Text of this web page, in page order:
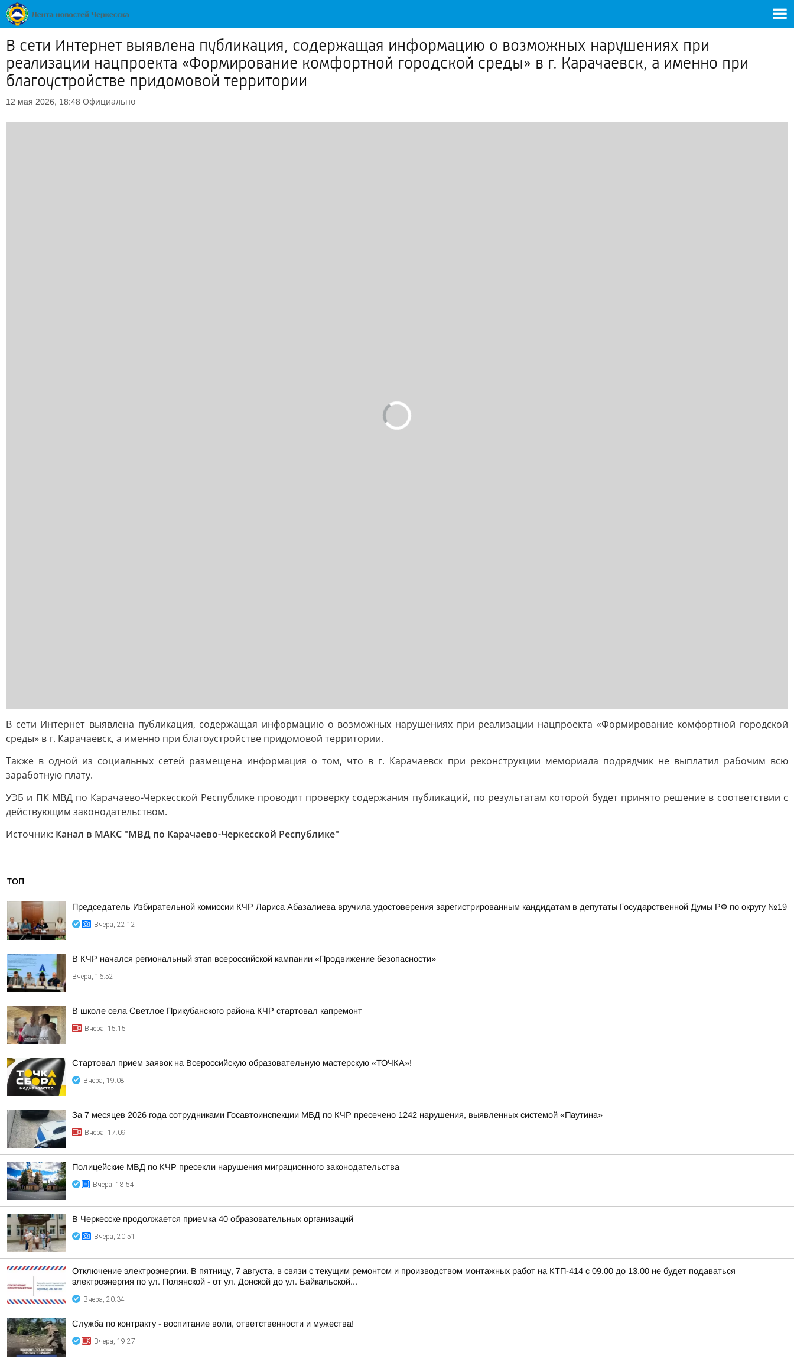
В сети Интернет выявлена публикация, содержащая информацию о возможных нарушениях при
реализации нацпроекта «Формирование комфортной городской среды» в г. Карачаевск, а именно при
благоустройстве придомовой территории
12 мая 2026, 18:48 Официально
В сети Интернет выявлена публикация, содержащая информацию о возможных нарушениях при реализации нацпроекта «Формирование комфортной городской
среды» в г. Карачаевск, а именно при благоустройстве придомовой территории.
Также в одной из социальных сетей размещена информация о том, что в г. Карачаевск при реконструкции мемориала подрядчик не выплатил рабочим всю
заработную плату.
УЭБ и ПК МВД по Карачаево-Черкесской Республике проводит проверку содержания публикаций, по результатам которой будет принято решение в соответствии с
действующим законодательством.
Источник: Канал в МАКС "МВД по Карачаево-Черкесской Республике"
ТОП
Председатель Избирательной комиссии КЧР Лариса Абазалиева вручила удостоверения зарегистрированным кандидатам в депутаты Государственной Думы РФ по округу №19
Вчера, 22:12
В КЧР начался региональный этап всероссийской кампании «Продвижение безопасности»
Вчера, 16:52
В школе села Светлое Прикубанского района КЧР стартовал капремонт
Вчера, 15:15
Стартовал прием заявок на Всероссийскую образовательную мастерскую «ТОЧКА»!
Вчера, 19:08
За 7 месяцев 2026 года сотрудниками Госавтоинспекции МВД по КЧР пресечено 1242 нарушения, выявленных системой «Паутина»
Вчера, 17:09
Полицейские МВД по КЧР пресекли нарушения миграционного законодательства
Вчера, 18:54
В Черкесске продолжается приемка 40 образовательных организаций
Вчера, 20:51
Отключение электроэнергии. В пятницу, 7 августа, в связи с текущим ремонтом и производством монтажных работ на КТП-414 с 09.00 до 13.00 не будет подаваться
электроэнергия по ул. Полянской - от ул. Донской до ул. Байкальской...
Вчера, 20:34
Служба по контракту - воспитание воли, ответственности и мужества!
Вчера, 19:27